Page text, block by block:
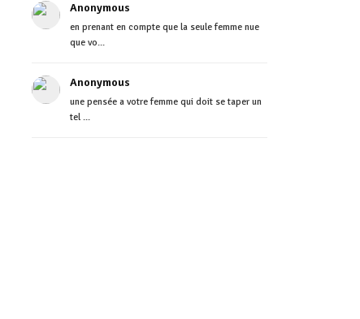
Anonymous
en prenant en compte que la seule femme nue
que vo...
Anonymous
une pensée a votre femme qui doit se taper un
tel ...